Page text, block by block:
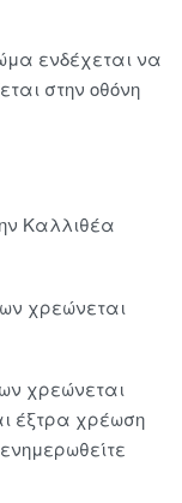
ενδέχεται να
στην οθόνη
Καλλιθέα
χρεώνεται
χρεώνεται
έξτρα χρέωση